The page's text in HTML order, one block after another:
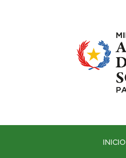
INICIO